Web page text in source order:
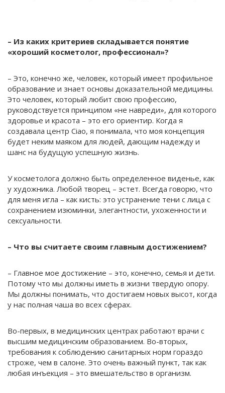
– Из каких критериев складывается понятие
«хороший косметолог, профессионал»?
– Это, конечно же, человек, который имеет профильное
образование и знает основы доказательной медицины.
Это человек, который любит свою профессию,
руководствуется принципом «не навреди», для которого
здоровье и красота – это его ориентир. Когда я
создавала центр Ciao, я понимала, что моя концепция
будет неким маяком для людей, дающим надежду и
шанс на будущую успешную жизнь.
У косметолога должно быть определенное виденье, как
у художника. Любой творец – эстет. Всегда говорю, что
для меня игла – как кисть: это устранение тени с лица с
сохранением изюминки, элегантности, ухоженности и
сексуальности.
– Что вы считаете своим главным достижением?
– Главное мое достижение – это, конечно, семья и дети.
Потому что мы должны иметь в жизни твердую опору.
Мы должны понимать, что достигаем новых высот, когда
у нас полная чаша во всех сферах.
Во-первых, в медицинских центрах работают врачи с
высшим медицинским образованием. Во-вторых,
требования к соблюдению санитарных норм гораздо
строже, чем в салоне. Это очень важный пункт, так как
любая инъекция – это вмешательство в организм.